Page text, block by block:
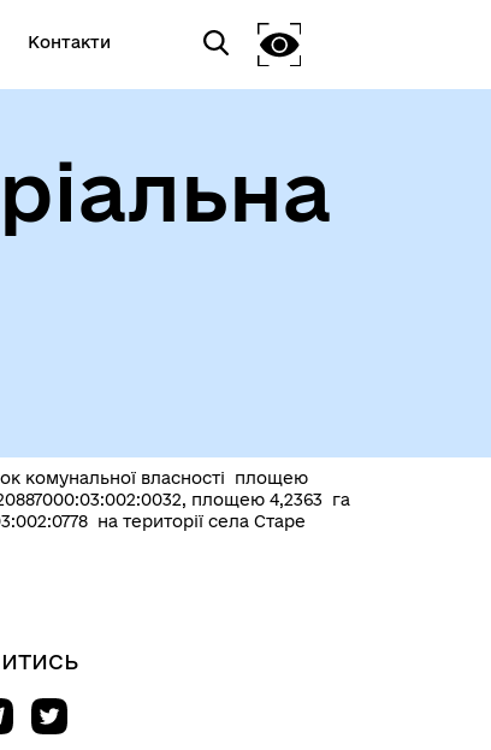
Контакти
комунальної власності площею
площею 4,2363 га
на території села Старе